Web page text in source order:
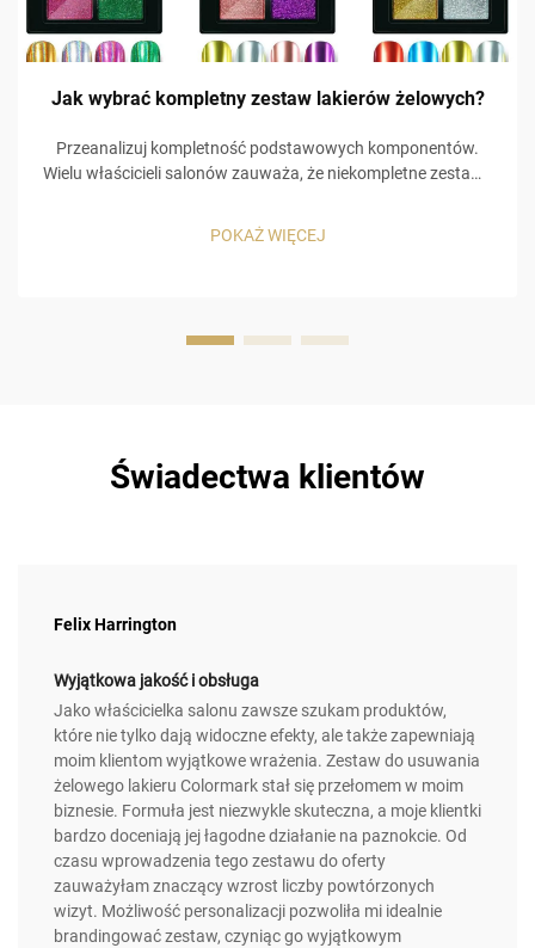
Jak wybrać kompletny zestaw lakierów żelowych?
Przeanalizuj kompletność podstawowych komponentów.
Wielu właścicieli salonów zauważa, że niekompletne zestawy
prowadzi do dodatkowych kosztów. Na przykład
niskojakościowa warstwa bazowa powoduje odpryskiwanie
POKAŻ WIĘCEJ
Świadectwa klientów
Felix Harrington
Wyjątkowa jakość i obsługa
Jako właścicielka salonu zawsze szukam produktów,
które nie tylko dają widoczne efekty, ale także zapewniają
moim klientom wyjątkowe wrażenia. Zestaw do usuwania
żelowego lakieru Colormark stał się przełomem w moim
biznesie. Formuła jest niezwykle skuteczna, a moje klientki
bardzo doceniają jej łagodne działanie na paznokcie. Od
czasu wprowadzenia tego zestawu do oferty
zauważyłam znaczący wzrost liczby powtórzonych
wizyt. Możliwość personalizacji pozwoliła mi idealnie
brandingować zestaw, czyniąc go wyjątkowym